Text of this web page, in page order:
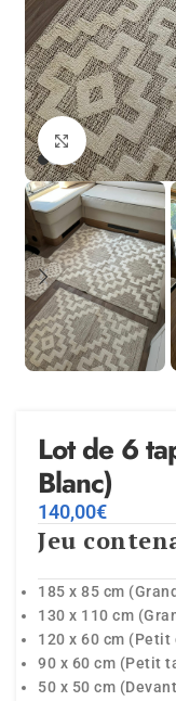
Agrandir
Lot de 6
Blanc)
140,00€
Jeu
185 x 85 cm
130 x 110 cm
120 x 60 cm (Petit
90 x 60 cm (Petit
50 x 50 cm